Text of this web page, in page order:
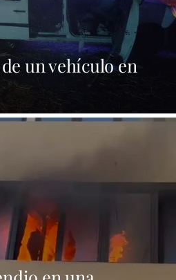
un vehículo en